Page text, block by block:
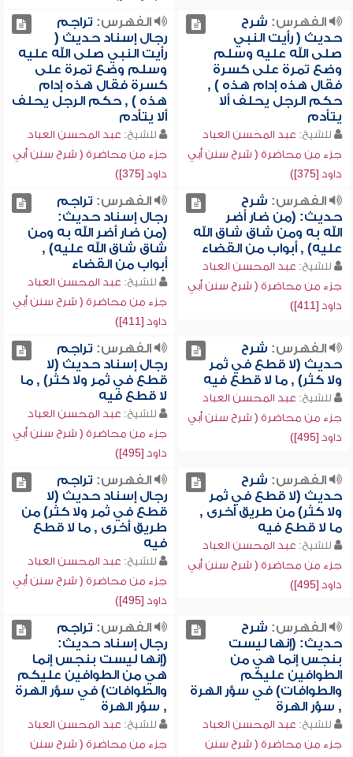
الفهرس: شرح
حديث ( رأيت النبي
صلى الله عليه وسلم
وضع تمرة على كسرة
فقال هذه إدام هذه ) ,
حكم الرجل يحلف ألا
يتأدم
للشيخ: عبد المحسن العباد
جزء من محاضرة ( شرح سنن أبي
داود [375])
الفهرس: تراجم
رجال إسناد حديث (
رأيت النبي صلى الله عليه
وسلم وضع تمرة على
كسرة فقال هذه إدام
هذه ) , حكم الرجل يحلف
ألا يتأدم
للشيخ: عبد المحسن العباد
جزء من محاضرة ( شرح سنن أبي
داود [375])
الفهرس: شرح
حديث: (من ضار أضر
الله به ومن شاق شاق الله
عليه) , أبواب من القضاء
للشيخ: عبد المحسن العباد
جزء من محاضرة ( شرح سنن أبي
داود [411])
الفهرس: تراجم
رجال إسناد حديث:
(من ضار أضر الله به ومن
شاق شاق الله عليه) ,
أبواب من القضاء
للشيخ: عبد المحسن العباد
جزء من محاضرة ( شرح سنن أبي
داود [411])
الفهرس: شرح
حديث (لا قطع في ثمر
ولا كثر) , ما لا قطع فيه
للشيخ: عبد المحسن العباد
جزء من محاضرة ( شرح سنن أبي
داود [495])
الفهرس: تراجم
رجال إسناد حديث (لا
قطع في ثمر ولا كثر) , ما
لا قطع فيه
للشيخ: عبد المحسن العباد
جزء من محاضرة ( شرح سنن أبي
داود [495])
الفهرس: شرح
حديث (لا قطع في ثمر
ولا كثر) من طريق أخرى ,
ما لا قطع فيه
للشيخ: عبد المحسن العباد
جزء من محاضرة ( شرح سنن أبي
داود [495])
الفهرس: تراجم
رجال إسناد حديث (لا
قطع في ثمر ولا كثر) من
طريق أخرى , ما لا قطع
فيه
للشيخ: عبد المحسن العباد
جزء من محاضرة ( شرح سنن أبي
داود [495])
الفهرس: شرح
حديث: (إنها ليست
بنجس إنما هي من
الطوافين عليكم
والطوافات) في سؤر الهرة
, سؤر الهرة
للشيخ: عبد المحسن العباد
جزء من محاضرة ( شرح سنن
الفهرس: تراجم
رجال إسناد حديث:
(إنها ليست بنجس إنما
هي من الطوافين عليكم
والطوافات) في سؤر الهرة
, سؤر الهرة
للشيخ: عبد المحسن العباد
جزء من محاضرة ( شرح سنن